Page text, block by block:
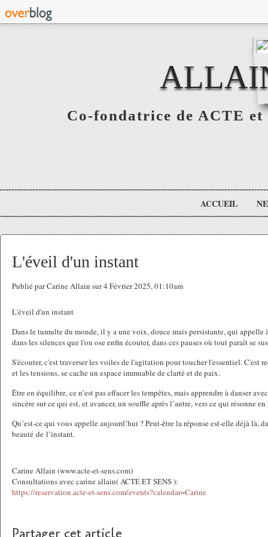
Co-fondatrice de ACTE
ACCUEIL
L'éveil d'un instant
Publié par Carine Allain sur 4 Février 2025, 01:10am
L'éveil d'un instant
Dans le tumulte du monde, il y a une voix, douce mais persistante, qui appelle
dans les silences que l'on ose enfin écouter, dans ces pauses où tout paraît se
S'écouter, c'est traverser les voiles de l'agitation pour toucher l'essentiel. C'est
et les tensions, se cache un espace immuable de clarté et de paix.
Être en équilibre, ce n’est pas effacer les tempêtes, mais apprendre à danser
sincère sur ce qui est, et avancer, un souffle après l’autre, vers ce qui résonne en
Qu’est-ce qui vous appelle aujourd’hui ? Peut-être la réponse est-elle déjà là,
beauté de l’instant.
Carine Allain (www.acte-et-sens.com)
Consultations avec carine allain( ACTE ET SENS ):
https://reservation.acte-et-sens.com/events?calendar=Carine
Partager cet article